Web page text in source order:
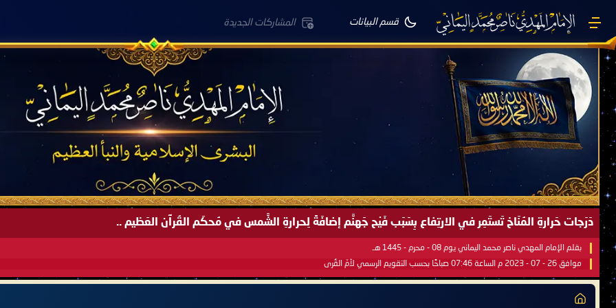
قسم البيانات المشاركات الجديدة
صَيْفُ سَقَرَ يَبدأُ في اجتياحِ شِتاءِ القُطبِ الشَّمالي كَما وعَدناكُم بالحقِّ لعَامِكم هذا (1445 هـ) ..
بقلم الإمام المهدي ناصر محمد اليماني يوم 18 - جمادى الآخرة - 1445 هـ
موافق 31 - 12 - 2023 م الساعة 07:44 صباحًا بحسب التقويم الرسمي لأمّ القُرى